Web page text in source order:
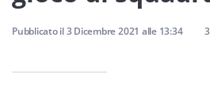
Servizi
Pubblicato il3 Dicembre 2021 alle 13:34 3